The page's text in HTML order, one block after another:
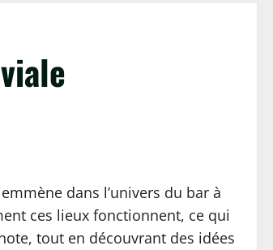
dans l’univers du bar à
ces lieux fonctionnent, ce qui
tout en découvrant des idées